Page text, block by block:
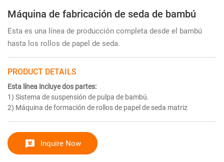
Máquina de fabricación de seda de bambú
Esta es una línea de producción completa desde el bambú
hasta los rollos de papel de seda.
PRODUCT DETAILS
Esta línea incluye dos partes:
1) Sistema de suspensión de pulpa de bambú.
2) Máquina de formación de rollos de papel de seda matriz
Inquire Now